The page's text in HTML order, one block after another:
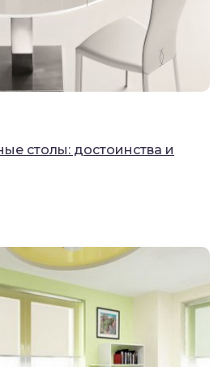
столы: достоинства и